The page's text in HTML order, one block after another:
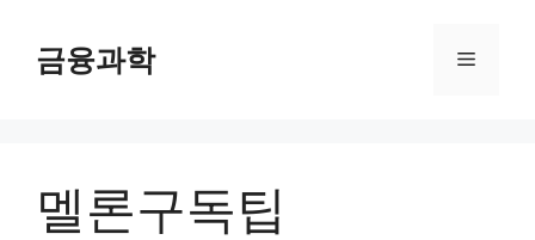
금융과학 메
멜론구독팁